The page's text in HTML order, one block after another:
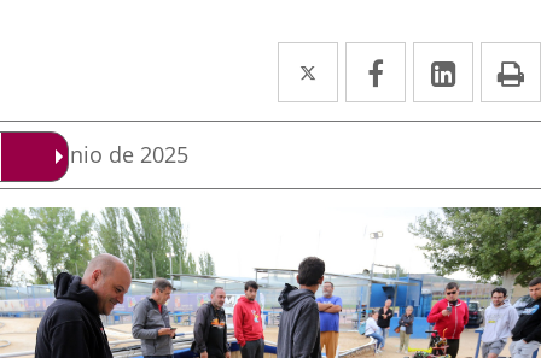
Twitter
Enlace
a
aplicación
externa.
Facebook
Enlace
a
aplicación
externa.
Enlace
a
Fecha
de
la
noticia
5 de junio de 2025